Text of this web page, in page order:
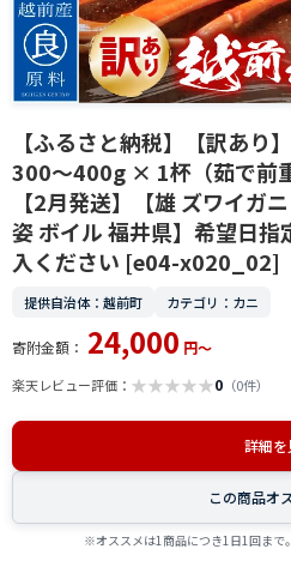
【ふるさと納税】【訳あ
300〜400g × 1杯（茹で前
【2月発送】【雄 ズワイガ
姿 ボイル 福井県】希望日
入ください [e04-x020_02]
提供自治体：越前町 カテゴリ：カニ
寄附金額： 24,000 円～
楽天レビュー評価： ★★★★★0 （0件）
詳細を
この商品オ
※オススメは1商品につき1日1回まで